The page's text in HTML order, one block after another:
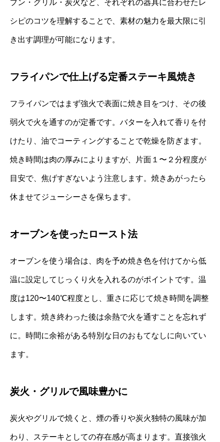
ブン・グリル・炭火など、それぞれの器具に合わせたレ
シピのコツを理解することで、素材の魅力を最大限に引
き出す調理が可能になります。
フライパンで仕上げる定番ステーキ風焼き
フライパンではまず強火で表面に焼き目をつけ、その後
弱火で火を通すのが定番です。バターを入れて香りを付
けたり、油でコーティングすることで乾燥を防ぎます。
焼き時間は肉の厚みによりますが、片面１〜２分程度が
目安で、焦げすぎないよう注意します。焼きあがったら
休ませてジューシーさを保ちます。
オーブンを使ったロースト法
オーブンを使う場合は、肉を予め焼き色を付けてから低
温に設定してじっくり火を入れるのがポイントです。温
度は120〜140℃程度とし、重さに応じて焼き時間を調整
します。焼き終わった後は余熱で火を通すことを忘れず
に。時間に余裕がある特別な日のおもてなしに向いてい
ます。
炭火・グリルで風味豊かに
炭火やグリルで焼くと、煙の香りや炭火独特の風味が加
わり、ステーキとしての存在感が高まります。直接強火